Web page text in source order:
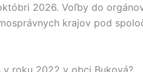
2026. Voľby do
krajov pod
v roku 2022 v obci Buková?